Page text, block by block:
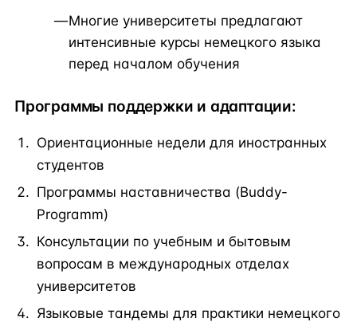
Многие университеты предлагают
интенсивные курсы немецкого языка
перед началом обучения
Программы поддержки и адаптации:
Ориентационные недели для иностранных
студентов
Программы наставничества (Buddy-
Programm)
Консультации по учебным и бытовым
вопросам в международных отделах
университетов
Языковые тандемы для практики немецкого